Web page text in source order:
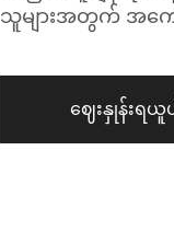
သူများအတွက် အကေ
ဈေးနှုန်းရယူပ